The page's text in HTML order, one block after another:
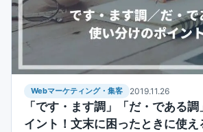
Webマーケティング・集客 2019.11.26
「です・ます調」「だ・である
イント！文末に困ったときに使え